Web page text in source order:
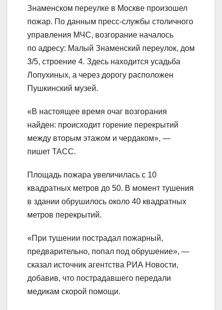
Знаменском переулке в Москве произошел
пожар. По данным пресс-службы столичного
управления МЧС, возгорание началось
по адресу: Малый Знаменский переулок, дом
3/5, строение 4. Здесь находится усадьба
Лопухиных, а через дорогу расположен
Пушкинский музей.
«В настоящее время очаг возгорания
найден: происходит горение перекрытий
между вторым этажом и чердаком», —
пишет ТАСС.
Площадь пожара увеличилась с 10
квадратных метров до 50. В момент тушения
в здании обрушилось около 40 квадратных
метров перекрытий.
«При тушении пострадал пожарный,
предварительно, попал под обрушение», —
сказал источник агентства РИА Новости,
добавив, что пострадавшего передали
медикам скорой помощи.